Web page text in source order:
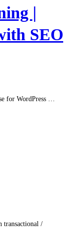
|
SEO
for WordPress …
transactional /